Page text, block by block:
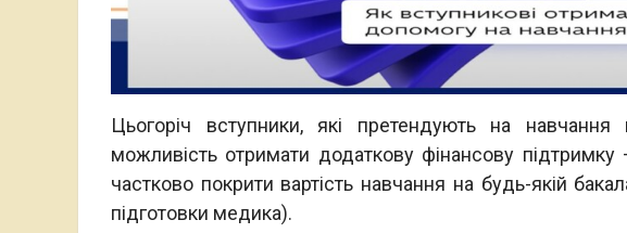
Цьогоріч вступники, які претендують на навчання
можливість отримати додаткову фінансову
частково покрити вартість навчання на будь-якій
підготовки медика).